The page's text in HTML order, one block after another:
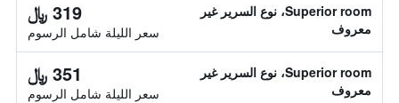
Superior room، نوع السرير غير
معروف
319 ﷼
سعر الليلة شامل الرسوم
Superior room، نوع السرير غير
معروف
351 ﷼
سعر الليلة شامل الرسوم